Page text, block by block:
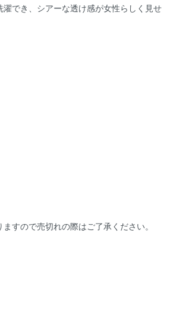
でき、シアーな透け感が女性らしく見せ
すので売切れの際はご了承ください。